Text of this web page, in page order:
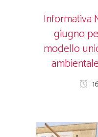
Informativa
giugno
modello